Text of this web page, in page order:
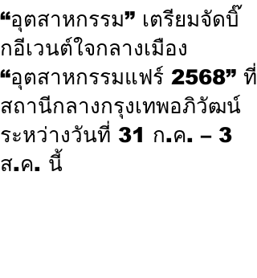
“อุตสาหกรรม” เตรียมจัดบิ๊
กอีเวนต์ใจกลางเมือง
“อุตสาหกรรมแฟร์ 2568” ที่
สถานีกลางกรุงเทพอภิวัฒน์
ระหว่างวันที่ 31 ก.ค. – 3
ส.ค. นี้